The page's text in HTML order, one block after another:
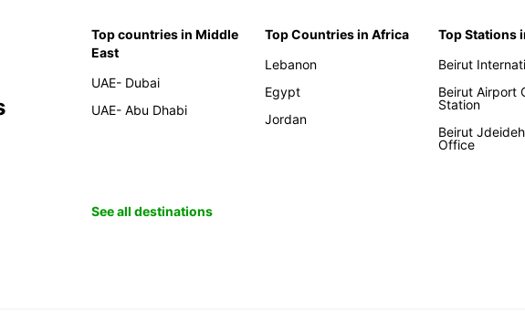
Top countries in Middle
East
UAE- Dubai
UAE- Abu Dhabi
Top Countries in Africa
Lebanon
Egypt
Jordan
Top Stations
Beirut
Beirut Airport
Station
Beirut
Office
See all destinations